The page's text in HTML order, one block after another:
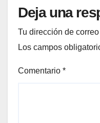
Deja una
Tu dirección de
Los campos
Comentario *